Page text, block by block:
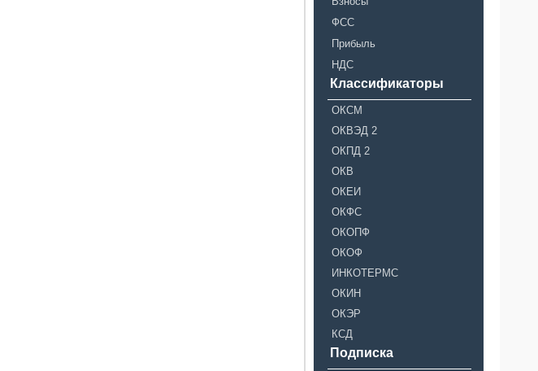
ФСС
Прибыль
НДС
Классификаторы
ОКСМ
ОКВЭД 2
ОКПД 2
ОКВ
ОКЕИ
ОКФС
ОКОПФ
ОКОФ
ИНКОТЕРМС
ОКИН
ОКЭР
КСД
Подписка